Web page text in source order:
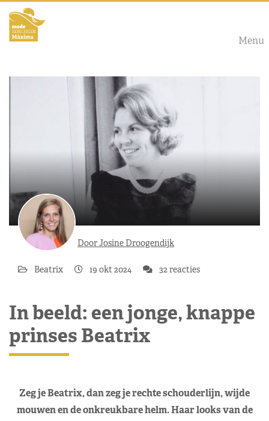
Menu
Door Josine Droogendijk
Beatrix 19 okt 2024 32 reacties
In beeld: een jonge, knappe
prinses Beatrix
Zeg je Beatrix, dan zeg je rechte schouderlijn, wijde
mouwen en de onkreukbare helm. Haar looks van de